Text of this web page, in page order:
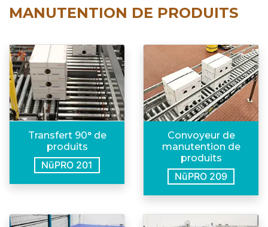
MANUTENTION DE PRODUITS
Transfert 90° de
produits
NūPRO 201
Convoyeur de
manutention de
produits
NūPRO 209